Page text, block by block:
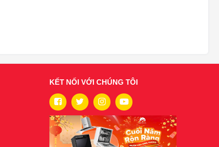
KẾT NỐI VỚI CHÚNG TÔI